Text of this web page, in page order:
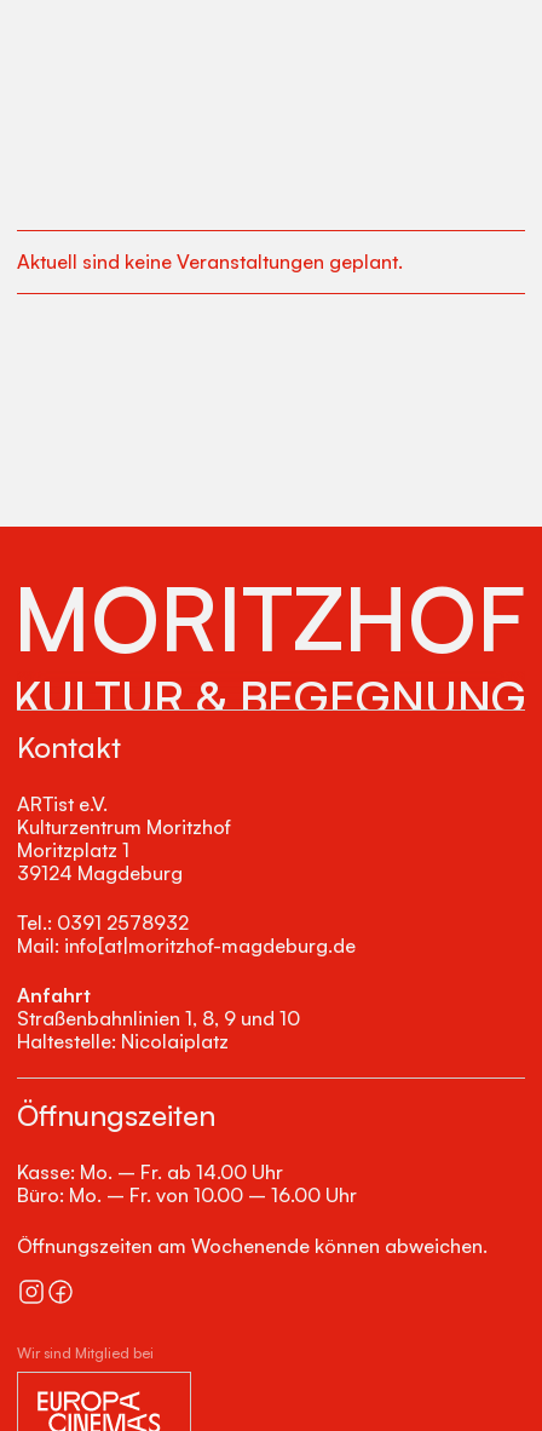
Aktuell sind keine Veranstaltungen geplant.
Kontakt
ARTist e.V.
Kulturzentrum Moritzhof
Moritzplatz 1
39124 Magdeburg
Tel.: 0391 2578932
Mail: info[at|moritzhof-magdeburg.de
Anfahrt
Straßenbahnlinien 1, 8, 9 und 10
Haltestelle: Nicolaiplatz
Öffnungszeiten
Kasse: Mo. – Fr. ab 14.00 Uhr
Büro: Mo. – Fr. von 10.00 – 16.00 Uhr
Öffnungszeiten am Wochenende können abweichen.
Wir sind Mitglied bei
MORITZHOF
KULTUR & BEGEGNUNG